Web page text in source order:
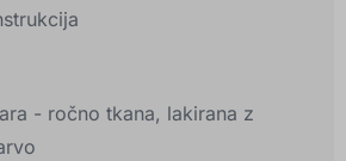
- ročno tkana, lakirana z